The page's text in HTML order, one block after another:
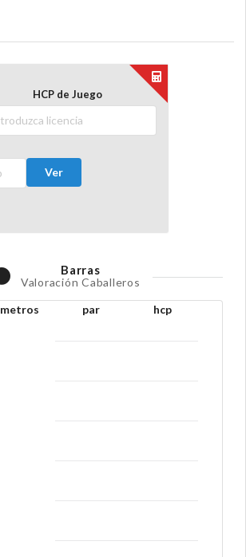
HCP de Juego
Ver
Barras
Valoración Caballeros
metros par hcp